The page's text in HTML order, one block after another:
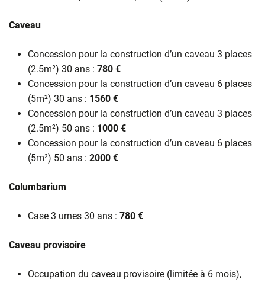
Caveau
Concession pour la construction d’un caveau 3 places
(2.5m²) 30 ans : 780 €
Concession pour la construction d’un caveau 6 places
(5m²) 30 ans : 1560 €
Concession pour la construction d’un caveau 3 places
(2.5m²) 50 ans : 1000 €
Concession pour la construction d’un caveau 6 places
(5m²) 50 ans : 2000 €
Columbarium
Case 3 urnes 30 ans : 780 €
Caveau provisoire
Occupation du caveau provisoire (limitée à 6 mois),